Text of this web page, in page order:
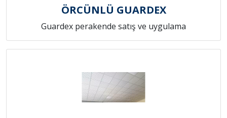
ÖRCÜNLÜ GUARDEX
Guardex perakende satış ve uygulama